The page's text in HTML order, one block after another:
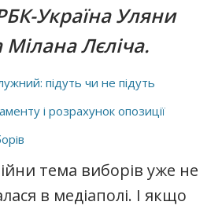
Україна Уляни
Мілана Лєліча.
підуть чи не підуть
і розрахунок опозиції
тема виборів уже не
в медіаполі. І якщо